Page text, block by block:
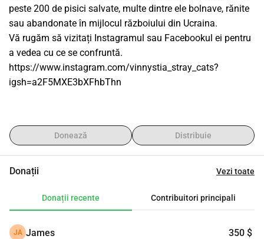
peste 200 de pisici salvate, multe dintre ele bolnave, rănite
sau abandonate în mijlocul războiului din Ucraina.
Vă rugăm să vizitați Instagramul sau Facebookul ei pentru
a vedea cu ce se confruntă.
https://www.instagram.com/vinnystia_stray_cats?
igsh=a2F5MXE3bXFhbThn
Donează Distribuie
Donații Vezi toate
Donații recente Contribuitori principali
JA James 350 $